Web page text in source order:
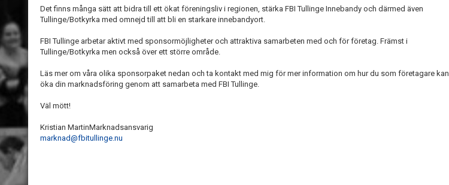
Det finns många sätt att bidra till ett ökat föreningsliv i regionen, stärka FBI Tullinge Innebandy och därmed även
Tullinge/Botkyrka med omnejd till att bli en starkare innebandyort.
FBI Tullinge arbetar aktivt med sponsormöjligheter och attraktiva samarbeten med och för företag. Främst i
Tullinge/Botkyrka men också över ett större område.
Läs mer om våra olika sponsorpaket nedan och ta kontakt med mig för mer information om hur du som företagare kan
öka din marknadsföring genom att samarbeta med FBI Tullinge.
Väl mött!
Kristian MartinMarknadsansvarig
marknad@fbitullinge.nu